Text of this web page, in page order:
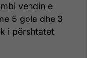
vendin e
5 gola dhe 3
i përshtatet